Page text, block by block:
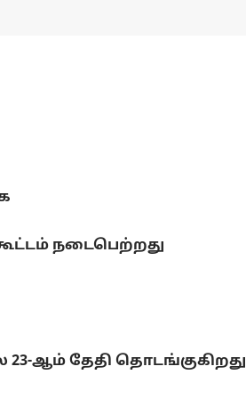
நடைபெற்றது
23-ஆம் தேதி தொடங்குகிறது